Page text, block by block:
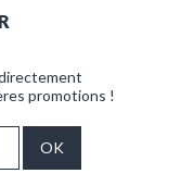
promotions !